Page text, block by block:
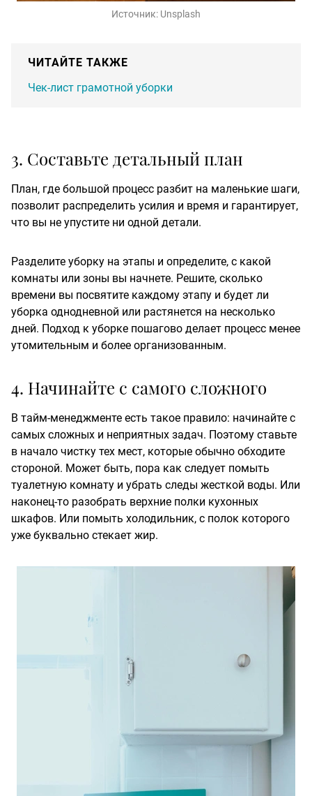
Источник: Unsplash
ЧИТАЙТЕ ТАКЖЕ
Чек-лист грамотной уборки
3. Составьте детальный план
План, где большой процесс разбит на маленькие шаги,
позволит распределить усилия и время и гарантирует,
что вы не упустите ни одной детали.
Разделите уборку на этапы и определите, с какой
комнаты или зоны вы начнете. Решите, сколько
времени вы посвятите каждому этапу и будет ли
уборка однодневной или растянется на несколько
дней. Подход к уборке пошагово делает процесс менее
утомительным и более организованным.
4. Начинайте с самого сложного
В тайм-менеджменте есть такое правило: начинайте с
самых сложных и неприятных задач. Поэтому ставьте
в начало чистку тех мест, которые обычно обходите
стороной. Может быть, пора как следует помыть
туалетную комнату и убрать следы жесткой воды. Или
наконец-то разобрать верхние полки кухонных
шкафов. Или помыть холодильник, с полок которого
уже буквально стекает жир.